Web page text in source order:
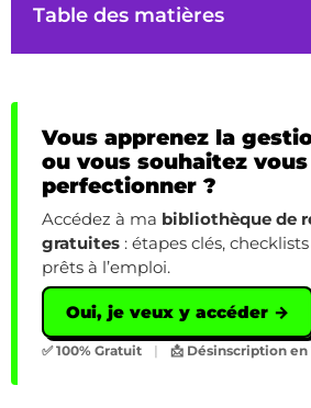
Table des matières
Vous apprenez la
ou vous souhaitez vous
perfectionner ?
Accédez à ma bibliothèque de
gratuites : étapes clés,
prêts à l’emploi.
Oui, je veux y accéder →
✅ 100% Gratuit | 📩 Désinscription en